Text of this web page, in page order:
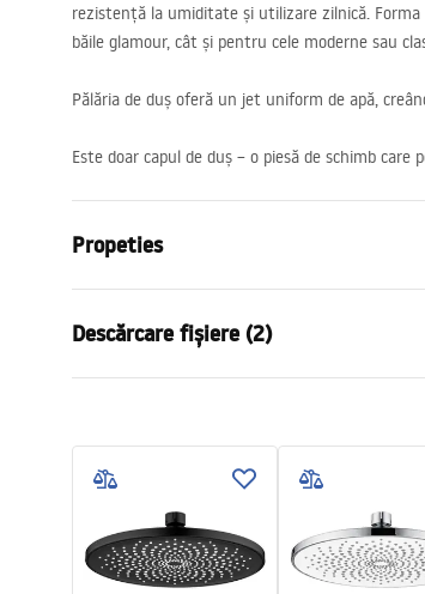
rezistență la umiditate și utilizare zilnică.
băile glamour, cât și pentru cele moderne sau
Pălăria de duș oferă un jet uniform de apă,
Este doar capul de duș – o piesă de schimb
Propeties
Material
Finisaj baterie
Descărcare fișiere (2)
WARUNKI BEZPIECZENSTWA
ZESTAWY NATRYSKOWY.pdf